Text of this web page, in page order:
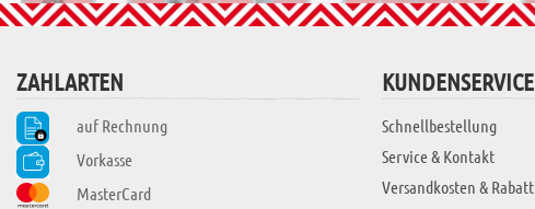
ZAHLARTEN
auf Rechnung
Vorkasse
MasterCard
KUNDENSERVICE
Schnellbestellung
Service & Kontakt
Versandkosten & Rabatt